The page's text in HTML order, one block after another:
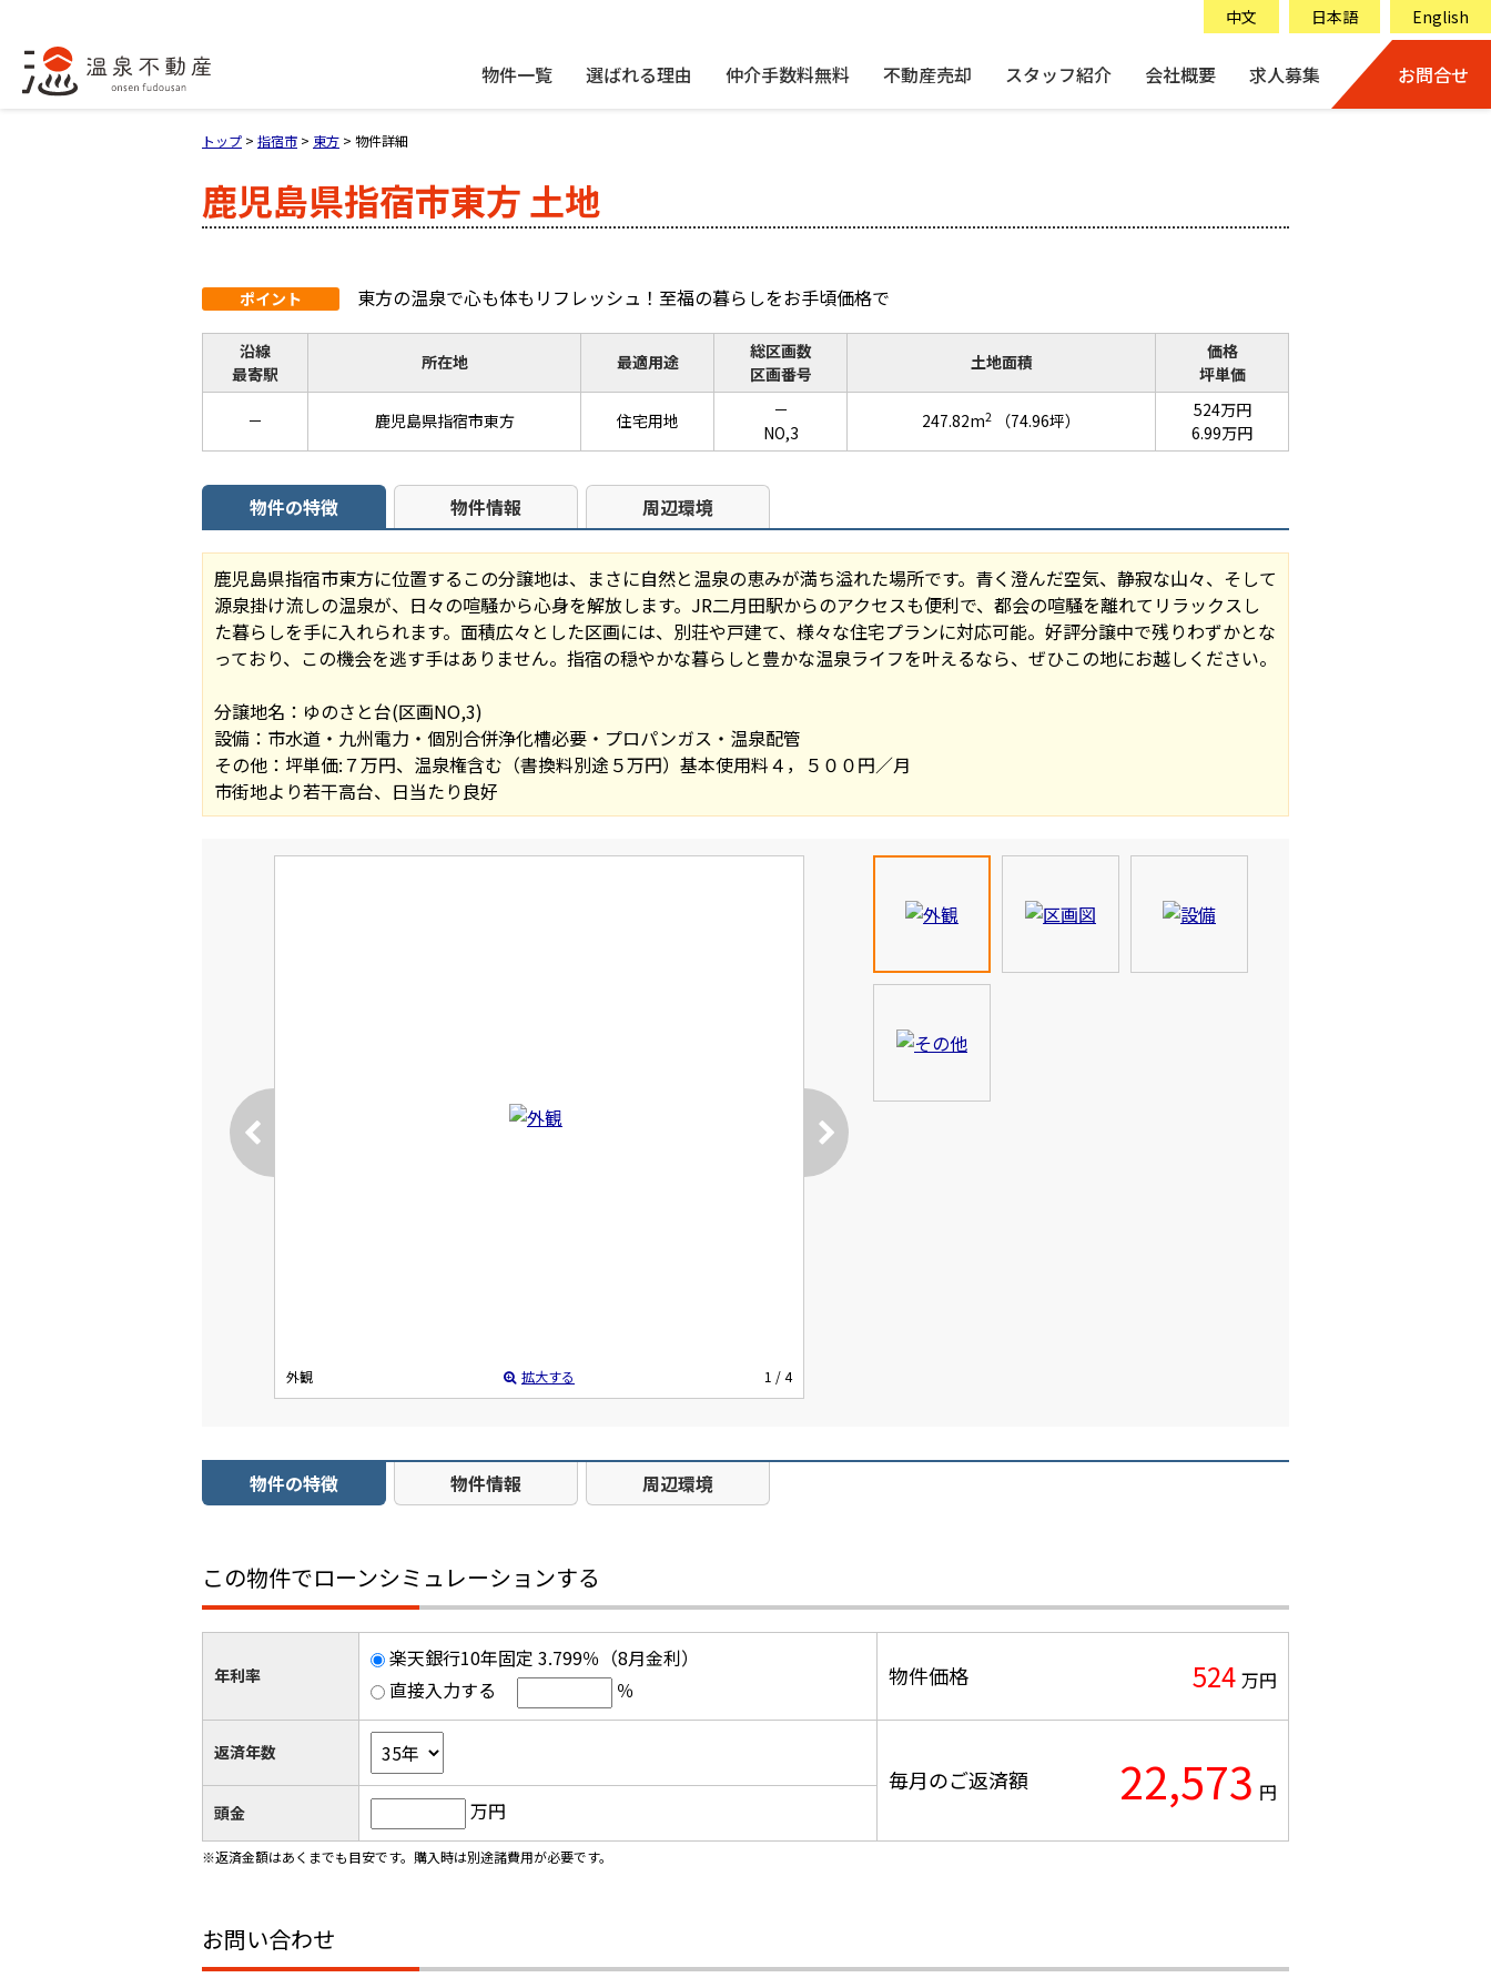
中文 日本語 English
物件一覧 選ばれる理由 仲介手数料無料 不動産売却 スタッフ紹介 会社概要 求人募集 お問合せ
トップ > 指宿市 > 東方 > 物件詳細
鹿児島県指宿市東方 土地
ポイント 東方の温泉で心も体もリフレッシュ！至福の暮らしをお手頃価格で
沿線
最寄駅
所在地 最適用途
総区画数
区画番号
土地面積
価格
坪単価
－ 鹿児島県指宿市東方 住宅用地
－
NO,3
247.82m2 （74.96坪）
524万円
6.99万円
物件の特徴 物件情報 周辺環境
鹿児島県指宿市東方に位置するこの分譲地は、まさに自然と温泉の恵みが満ち溢れた場所です。青く澄んだ空気、静寂な山々、そして
源泉掛け流しの温泉が、日々の喧騒から心身を解放します。JR二月田駅からのアクセスも便利で、都会の喧騒を離れてリラックスし
た暮らしを手に入れられます。面積広々とした区画には、別荘や戸建て、様々な住宅プランに対応可能。好評分譲中で残りわずかとな
っており、この機会を逃す手はありません。指宿の穏やかな暮らしと豊かな温泉ライフを叶えるなら、ぜひこの地にお越しください。
分譲地名：ゆのさと台(区画NO,3)
設備：市水道・九州電力・個別合併浄化槽必要・プロパンガス・温泉配管
その他：坪単価:７万円、温泉権含む（書換料別途５万円）基本使用料４，５００円／月
市街地より若干高台、日当たり良好
外観 拡大する 1 / 4
物件の特徴 物件情報 周辺環境
この物件でローンシミュレーションする
年利率
楽天銀行10年固定 3.799％（8月金利）
直接入力する
％ 物件価格 524 万円
返済年数
毎月のご返済額 22,573 円
頭金 万円
※返済金額はあくまでも目安です。購入時は別途諸費用が必要です。
お問い合わせ